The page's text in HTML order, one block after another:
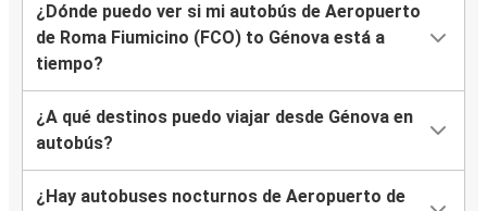
¿Dónde puedo ver si mi autobús de Aeropuerto
de Roma Fiumicino (FCO) to Génova está a
tiempo?
¿A qué destinos puedo viajar desde Génova en
autobús?
¿Hay autobuses nocturnos de Aeropuerto de